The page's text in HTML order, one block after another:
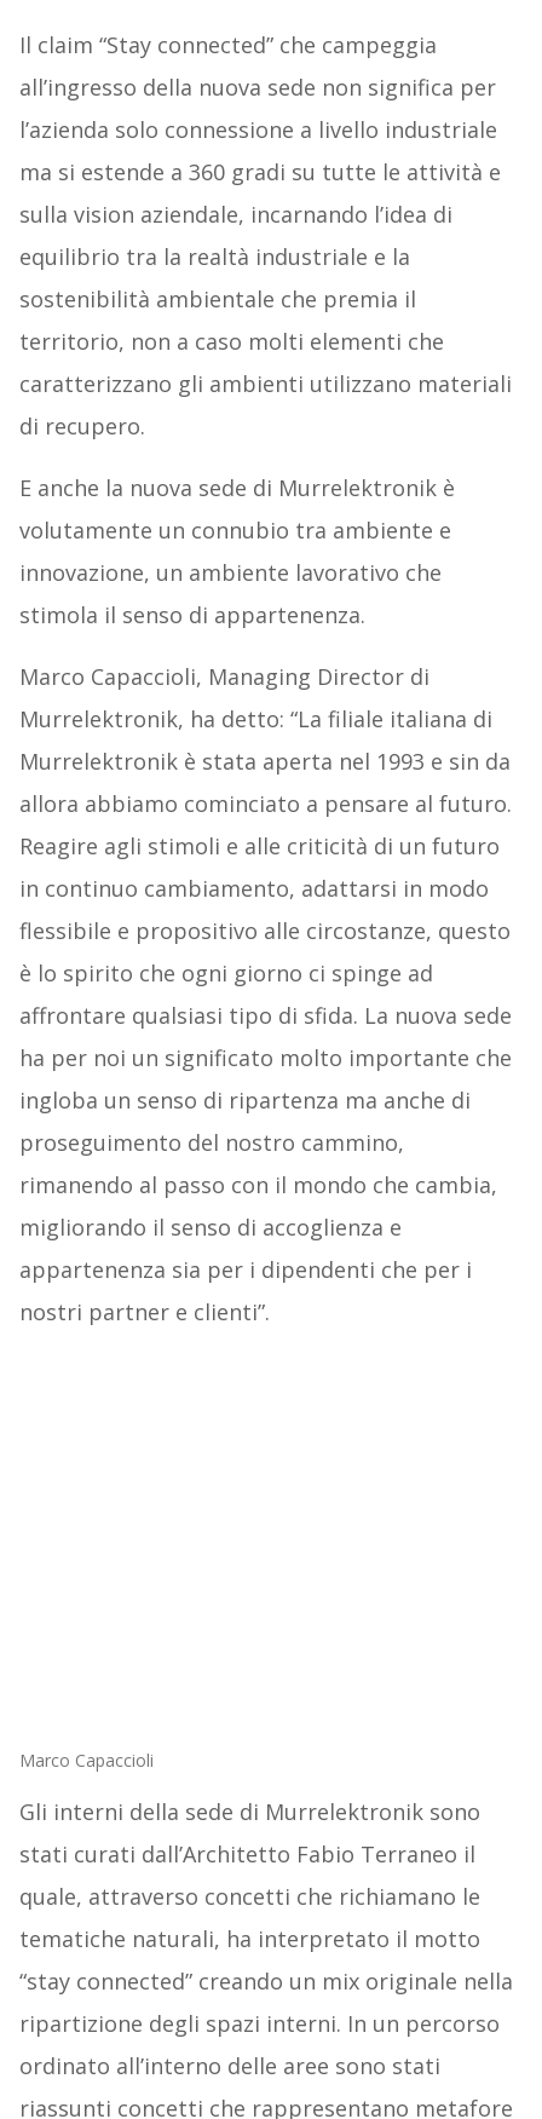
Il claim “Stay connected” che campeggia
all’ingresso della nuova sede non significa per
l’azienda solo connessione a livello industriale
ma si estende a 360 gradi su tutte le attività e
sulla vision aziendale, incarnando l’idea di
equilibrio tra la realtà industriale e la
sostenibilità ambientale che premia il
territorio, non a caso molti elementi che
caratterizzano gli ambienti utilizzano materiali
di recupero.
E anche la nuova sede di Murrelektronik è
volutamente un connubio tra ambiente e
innovazione, un ambiente lavorativo che
stimola il senso di appartenenza.
Marco Capaccioli, Managing Director di
Murrelektronik, ha detto: “La filiale italiana di
Murrelektronik è stata aperta nel 1993 e sin da
allora abbiamo cominciato a pensare al futuro.
Reagire agli stimoli e alle criticità di un futuro
in continuo cambiamento, adattarsi in modo
flessibile e propositivo alle circostanze, questo
è lo spirito che ogni giorno ci spinge ad
affrontare qualsiasi tipo di sfida. La nuova sede
ha per noi un significato molto importante che
ingloba un senso di ripartenza ma anche di
proseguimento del nostro cammino,
rimanendo al passo con il mondo che cambia,
migliorando il senso di accoglienza e
appartenenza sia per i dipendenti che per i
nostri partner e clienti”.
Marco Capaccioli
Gli interni della sede di Murrelektronik sono
stati curati dall’Architetto Fabio Terraneo il
quale, attraverso concetti che richiamano le
tematiche naturali, ha interpretato il motto
“stay connected” creando un mix originale nella
ripartizione degli spazi interni. In un percorso
ordinato all’interno delle aree sono stati
riassunti concetti che rappresentano metafore